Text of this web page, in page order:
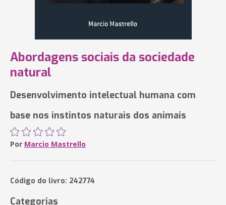
Abordagens sociais da sociedade
natural
Desenvolvimento intelectual humana com
base nos instintos naturais dos animais
Por Marcio Mastrello
Código do livro: 242774
Categorias